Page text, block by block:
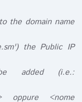
the domain name
the Public IP
added (i.e.:
oppure <nome